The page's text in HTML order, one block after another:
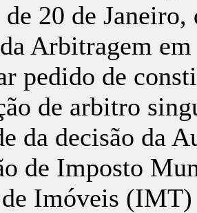
de 20 de
Arbitragem
pedido de
de arbitro
da decisão da
de Imposto
de Imóveis